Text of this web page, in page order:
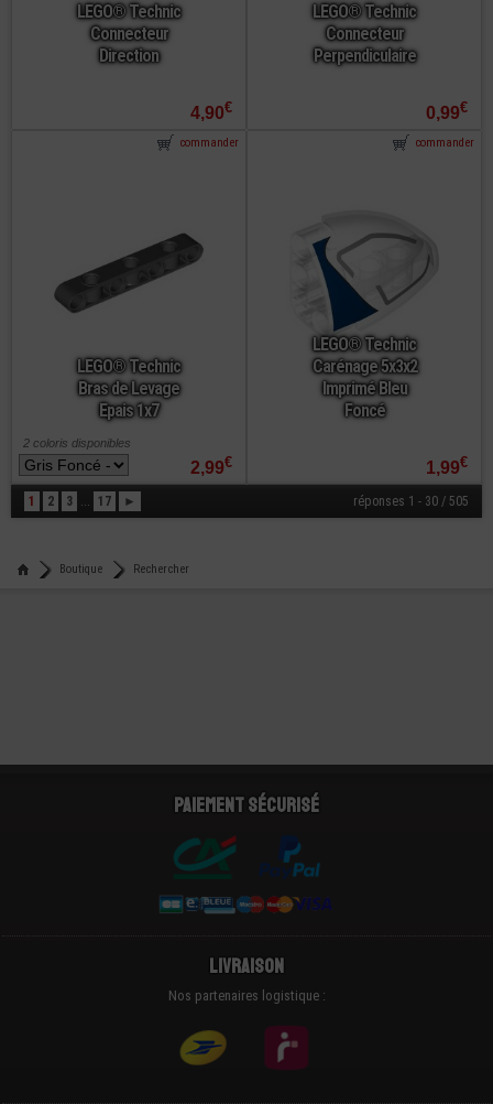
LEGO® Technic
Connecteur
Direction
4,90€
LEGO® Technic
Connecteur
Perpendiculaire
0,99€
LEGO® Technic
Bras de Levage
Epais 1x7
2,99€
commander
2 coloris disponibles
LEGO® Technic
Carénage 5x3x2
Imprimé Bleu
Foncé
1,99€
commander
1 2 3 ... 17 ► réponses 1 - 30 / 505
Boutique Rechercher
Paiement sécurisé
Livraison
Nos partenaires logistique :